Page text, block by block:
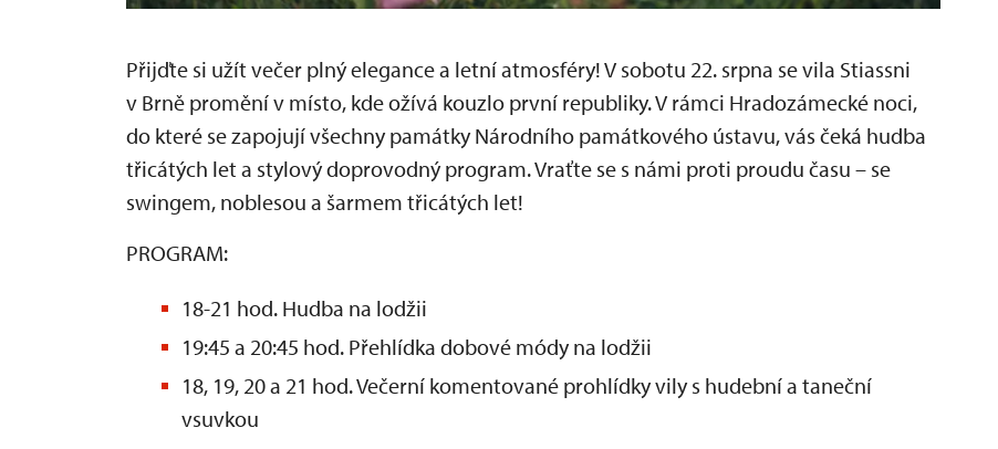
Přijďte si užít večer plný elegance a letní atmosféry! V sobotu 22. srpna se vila Stiassni
v Brně promění v místo, kde ožívá kouzlo první republiky. V rámci Hradozámecké noci,
do které se zapojují všechny památky Národního památkového ústavu, vás čeká hudba
třicátých let a stylový doprovodný program. Vraťte se s námi proti proudu času – se
swingem, noblesou a šarmem třicátých let!
PROGRAM:
18-21 hod. Hudba na lodžii
19:45 a 20:45 hod. Přehlídka dobové módy na lodžii
18, 19, 20 a 21 hod. Večerní komentované prohlídky vily s hudební a taneční
vsuvkou